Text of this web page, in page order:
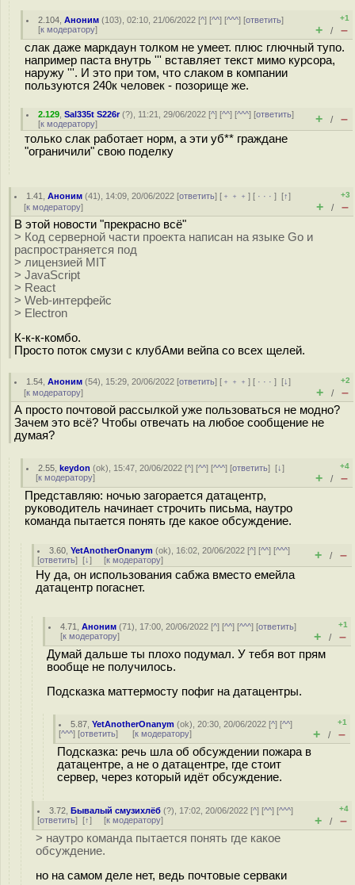
2.104 ,Аноним (103), 02:10, 21/06/2022 [^] [^^] [^^^] [ответить]
[к модератору]
+1
+ / –
слак даже маркдаун толком не умеет. плюс глючный тупо.
например паста внутрь ''' вставляет текст мимо курсора,
наружу '''. И это при том, что слаком в компании
пользуются 240к человек - позорище же.
2.129 ,Sal335t S226r(?), 11:21, 29/06/2022 [^] [^^] [^^^] [ответить]
[к модератору] + / –
только слак работает норм, а эти уб** граждане
"ограничили" свою поделку
1.41 ,Аноним (41), 14:09, 20/06/2022 [ответить] [ ﹢﹢﹢] [ · · ·][↑]
[к модератору]
+3
+ / –
В этой новости "прекрасно всё"
> Код серверной части проекта написан на языке Go и
распространяется под
> лицензией MIT
> JavaScript
> React
> Web-интерфейс
> Electron
К-к-к-комбо.
Просто поток смузи с клубАми вейпа со всех щелей.
1.54 ,Аноним (54), 15:29, 20/06/2022 [ответить] [ ﹢﹢﹢] [ · · ·][↓]
[к модератору]
+2
+ / –
А просто почтовой рассылкой уже пользоваться не модно?
Зачем это всё? Чтобы отвечать на любое сообщение не
думая?
2.55 ,keydon (ok), 15:47, 20/06/2022 [^] [^^] [^^^] [ответить][↓]
[к модератору]
+4
+ / –
Представляю: ночью загорается датацентр,
руководитель начинает строчить письма, наутро
команда пытается понять где какое обсуждение.
3.60 ,YetAnotherOnanym (ok), 16:02, 20/06/2022 [^] [^^] [^^^]
[ответить] [↓] [к модератору] + / –
Ну да, он использования сабжа вместо емейла
датацентр погаснет.
4.71 ,Аноним (71), 17:00, 20/06/2022 [^] [^^] [^^^] [ответить]
[к модератору]
+1
+ / –
Думай дальше ты плохо подумал. У тебя вот прям
вообще не получилось.
Подсказка маттермосту пофиг на датацентры.
5.87 ,YetAnotherOnanym (ok), 20:30, 20/06/2022 [^] [^^]
[^^^] [ответить] [к модератору]
+1
+ / –
Подсказка: речь шла об обсуждении пожара в
датацентре, а не о датацентре, где стоит
сервер, через который идёт обсуждение.
3.72 ,Бывалый смузихлёб (?), 17:02, 20/06/2022 [^] [^^] [^^^]
[ответить] [↑] [к модератору]
+4
+ / –
> наутро команда пытается понять где какое
обсуждение.
но на самом деле нет, ведь почтовые серваки